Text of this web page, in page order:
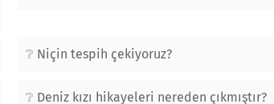
Niçin tespih çekiyoruz?
Deniz kızı hikayeleri nereden çıkmıştır?